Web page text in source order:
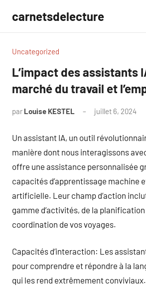
contenu
carnetsdelecture
Uncategorized
L’impact des assistants
marché du travail et
par Louise KESTEL juillet 6, 2024
Un assistant IA, un outil
manière dont nous interagissons
offre une assistance personnalisée
capacités d’apprentissage machine
artificielle. Leur champ d’action
gamme d’activités, de la
coordination de vos voyages.
Capacités d’interaction: Les
pour comprendre et répondre à la
qui les rend extrêmement